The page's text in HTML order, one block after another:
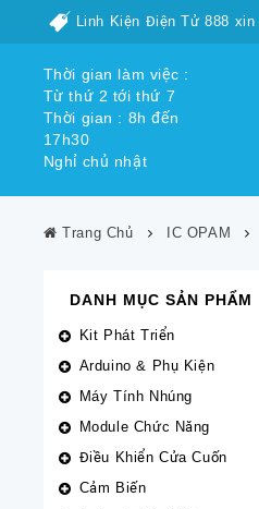
Linh Kiện Điện Tử 888 xin
Thời gian làm việc :
Từ thứ 2 tới thứ 7
Thời gian : 8h đến
17h30
Nghỉ chủ nhật
Trang Chủ IC OPAM
DANH MỤC SẢN PHẨM
Kit Phát Triển
Arduino & Phụ Kiện
Máy Tính Nhúng
Module Chức Năng
Điều Khiển Cửa Cuốn
Cảm Biến